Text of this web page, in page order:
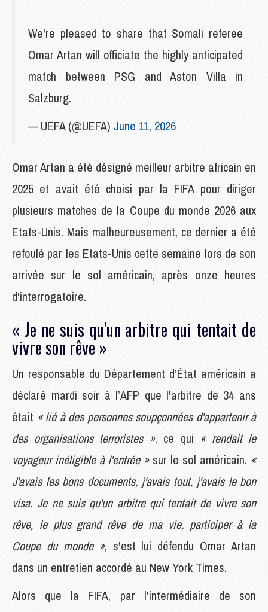
We're pleased to share that Somali referee
Omar Artan will officiate the highly anticipated
match between PSG and Aston Villa in
Salzburg.
— UEFA (@UEFA) June 11, 2026
Omar Artan a été désigné meilleur arbitre africain en
2025 et avait été choisi par la FIFA pour diriger
plusieurs matches de la Coupe du monde 2026 aux
Etats-Unis. Mais malheureusement, ce dernier a été
refoulé par les Etats-Unis cette semaine lors de son
arrivée sur le sol américain, après onze heures
d'interrogatoire.
« Je ne suis qu'un arbitre qui tentait de
vivre son rêve »
Un responsable du Département d’État américain a
déclaré mardi soir à l’AFP que l'arbitre de 34 ans
était « lié à des personnes soupçonnées d'appartenir à
des organisations terroristes », ce qui « rendait le
voyageur inéligible à l'entrée »sur le sol américain. «
J'avais les bons documents, j'avais tout, j'avais le bon
visa. Je ne suis qu'un arbitre qui tentait de vivre son
rêve, le plus grand rêve de ma vie, participer à la
Coupe du monde », s'est lui défendu Omar Artan
dans un entretien accordé au New York Times.
Alors que la FIFA, par l'intermédiaire de son